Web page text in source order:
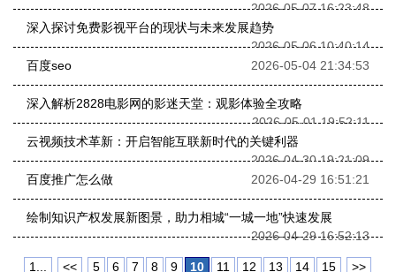
2026-05-07 16:23:48
深入探讨免费影视平台的现状与未来发展趋势
2026-05-06 10:40:14
百度seo
2026-05-04 21:34:53
深入解析2828电影网的影迷天堂：观影体验全攻略
2026-05-01 19:52:11
云视频技术革新：开启智能互联新时代的关键利器
2026-04-30 19:21:09
百度推广怎么做
2026-04-29 16:51:21
绘制知识产权发展新图景，助力相城“一城一地”快速发展
2026-04-29 16:52:13
1... << 5 6 7 8 9 10 11 12 13 14 15
>>